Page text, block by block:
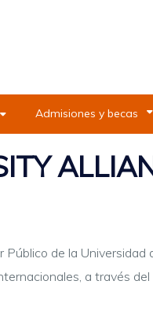
Admisiones y becas
Público de la
a través